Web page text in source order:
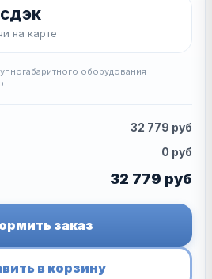
СДЭК
на карте
оборудования
32 779 руб
0 руб
32 779 руб
заказ
в корзину